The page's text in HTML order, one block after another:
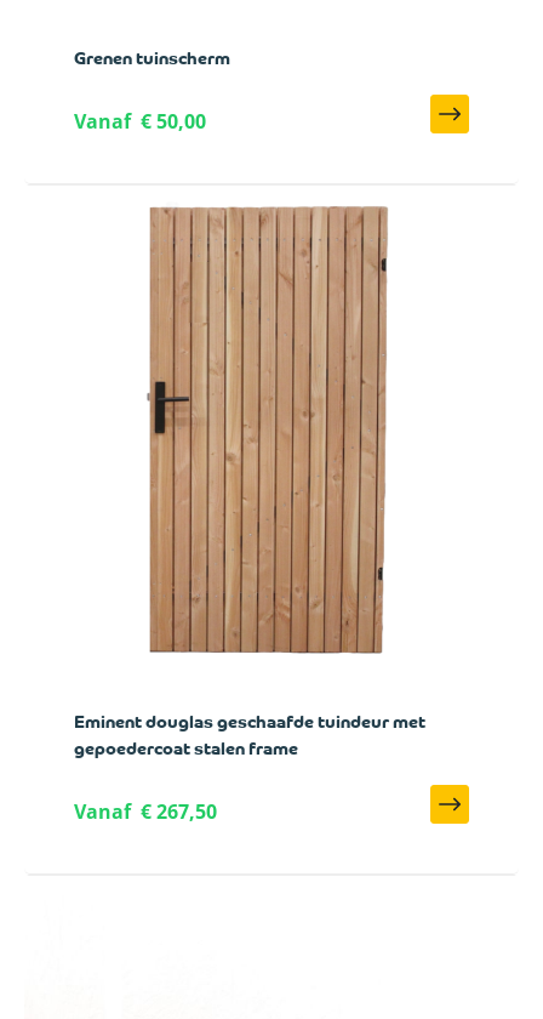
Grenen tuinscherm
€ 50,00
Vanaf
Eminent douglas geschaafde tuindeur met
gepoedercoat stalen frame
€ 267,50
Vanaf